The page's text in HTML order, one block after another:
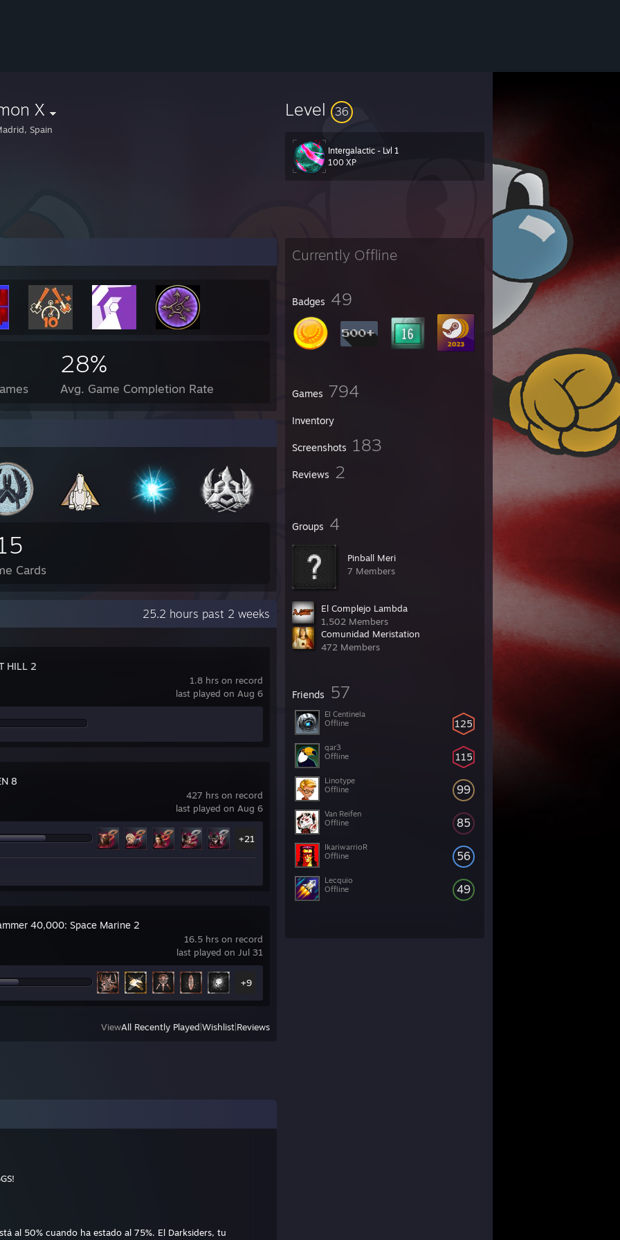
X
Spain
Level 36
Intergalactic - Lvl 1
100 XP
Currently Offline
Badges 49
Games 794
Inventory
Screenshots 183
Reviews 2
Groups 4
Pinball Meri
7 Members
El Complejo Lambda
1,502 Members
Comunidad Meristation
472 Members
Friends 57
125
El Centinela
Offline
115
qar3
Offline
99
Linotype
Offline
85
Van Reifen
Offline
56
IkariwarrioR
Offline
49
Lecquio
Offline
28%
Avg. Game Completion Rate
Cards
25.2 hours past 2 weeks
1.8 hrs on record
last played on Aug 6
HILL 2
427 hrs on record
last played on Aug 6
8
+21
16.5 hrs on record
last played on Jul 31
40,000: Space Marine 2
+9
ViewAll Recently Played Wishlist Reviews
al 50% cuando ha estado al 75%. El Darksiders, tu